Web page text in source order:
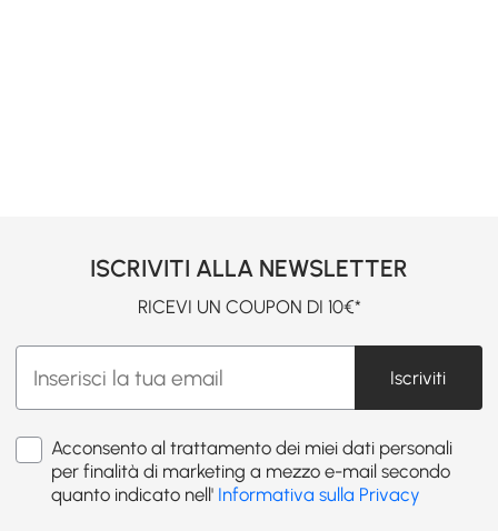
ISCRIVITI ALLA NEWSLETTER
RICEVI UN COUPON DI 10€*
Iscriviti
Acconsento al trattamento dei miei dati personali
per finalità di marketing a mezzo e-mail secondo
quanto indicato nell' Informativa sulla Privacy